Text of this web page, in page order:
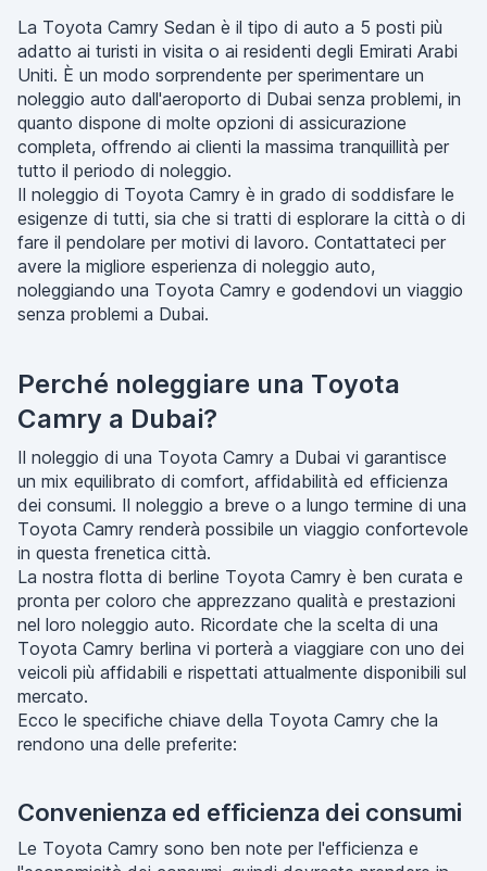
La Toyota Camry Sedan è il tipo di auto a 5 posti più
adatto ai turisti in visita o ai residenti degli Emirati Arabi
Uniti. È un modo sorprendente per sperimentare un
noleggio auto dall'aeroporto di Dubai senza problemi, in
quanto dispone di molte opzioni di assicurazione
completa, offrendo ai clienti la massima tranquillità per
tutto il periodo di noleggio.
Il noleggio di Toyota Camry è in grado di soddisfare le
esigenze di tutti, sia che si tratti di esplorare la città o di
fare il pendolare per motivi di lavoro. Contattateci per
avere la migliore esperienza di noleggio auto,
noleggiando una Toyota Camry e godendovi un viaggio
senza problemi a Dubai.
Perché noleggiare una Toyota
Camry a Dubai?
Il noleggio di una Toyota Camry a Dubai vi garantisce
un mix equilibrato di comfort, affidabilità ed efficienza
dei consumi. Il noleggio a breve o a lungo termine di una
Toyota Camry renderà possibile un viaggio confortevole
in questa frenetica città.
La nostra flotta di berline Toyota Camry è ben curata e
pronta per coloro che apprezzano qualità e prestazioni
nel loro noleggio auto. Ricordate che la scelta di una
Toyota Camry berlina vi porterà a viaggiare con uno dei
veicoli più affidabili e rispettati attualmente disponibili sul
mercato.
Ecco le specifiche chiave della Toyota Camry che la
rendono una delle preferite:
Convenienza ed efficienza dei consumi
Le Toyota Camry sono ben note per l'efficienza e